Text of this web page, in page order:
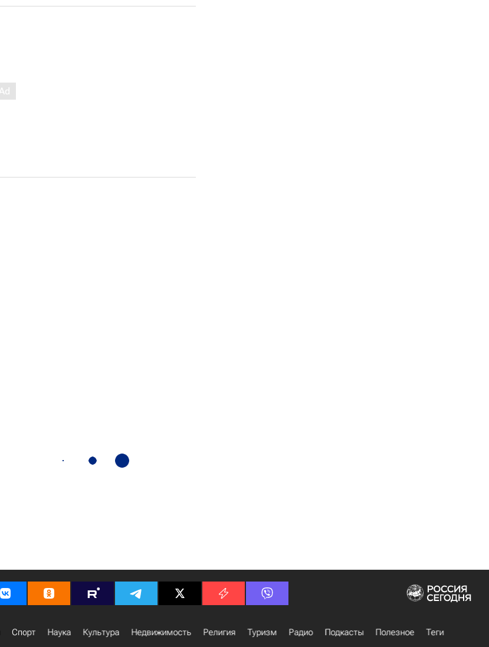
Спорт Наука Культура Недвижимость Религия Туризм Радио Подкасты Полезное
Теги